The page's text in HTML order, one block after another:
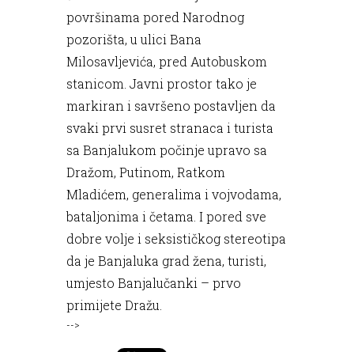
površinama pored Narodnog
pozorišta, u ulici Bana
Milosavljevića, pred Autobuskom
stanicom. Javni prostor tako je
markiran i savršeno postavljen da
svaki prvi susret stranaca i turista
sa Banjalukom počinje upravo sa
Dražom, Putinom, Ratkom
Mladićem, generalima i vojvodama,
bataljonima i četama. I pored sve
dobre volje i seksističkog stereotipa
da je Banjaluka grad žena, turisti,
umjesto Banjalučanki – prvo
primijete Dražu.
-->